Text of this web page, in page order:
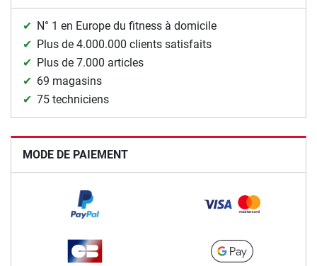
N° 1 en Europe du fitness à domicile
Plus de 4.000.000 clients satisfaits
Plus de 7.000 articles
69 magasins
75 techniciens
MODE DE PAIEMENT